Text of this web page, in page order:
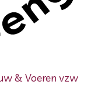
& Voeren vzw